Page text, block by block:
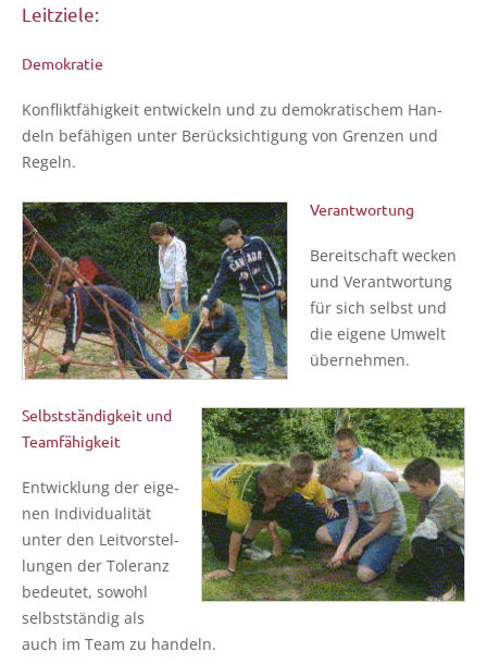
Leitziele:
Demokratie
Kon­flikt­fä­hig­keit ent­wi­ckeln und zu demo­kra­ti­schem Han­
deln befä­hi­gen unter Berück­sich­ti­gung von Gren­zen und
Regeln.
Verantwortung
Bereit­schaft wecken
und Ver­ant­wor­tung
für sich selbst und
die eige­ne Umwelt
übernehmen.
Selbstständigkeit und
Teamfähigkeit
Ent­wick­lung der eige­
nen Indi­vi­dua­li­tät
unter den Leit­vor­stel­
lun­gen der Tole­ranz
bedeu­tet, sowohl
selbst­stän­dig als
auch im Team zu handeln.